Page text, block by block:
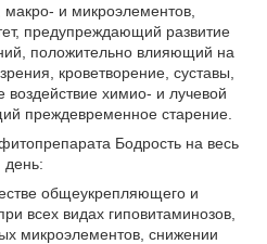
и микроэлементов,
предупреждающий развитие
положительно влияющий на
кроветворение, суставы,
химио- и лучевой
преждевременное старение.
Бодрость на весь
день:
общеукрепляющего и
всех видах гиповитаминозов,
микроэлементов, снижении